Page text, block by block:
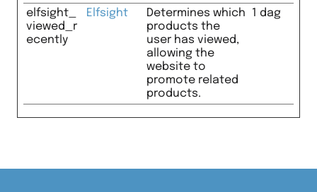
elfsight_
viewed_r
ecently
Elfsight
Determines which
products the
user has viewed,
allowing the
website to
promote related
products.
1 dag